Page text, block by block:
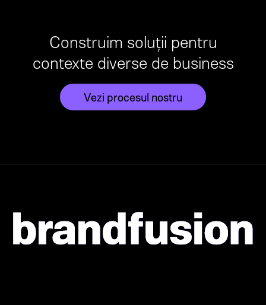
Construim soluții pentru
contexte diverse de business
Vezi procesul nostru